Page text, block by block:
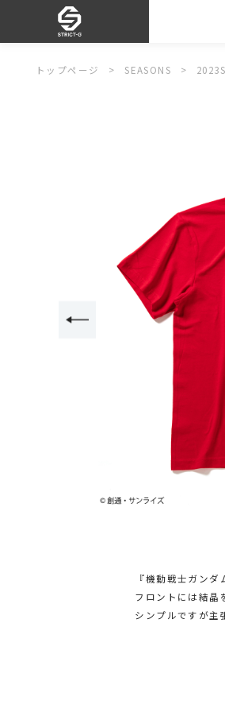
トップページ SEASONS
『機動戦士ガン
フロントには結晶
シンプルですが主